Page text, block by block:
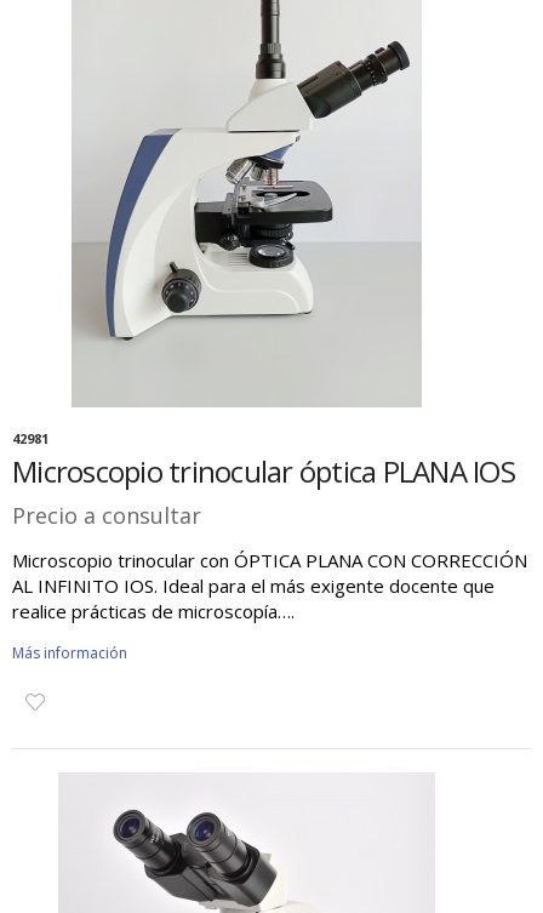
42981
Microscopio trinocular óptica PLANA IOS
Precio a consultar
Microscopio trinocular con ÓPTICA PLANA CON CORRECCIÓN
AL INFINITO IOS. Ideal para el más exigente docente que
realice prácticas de microscopía….
Más información